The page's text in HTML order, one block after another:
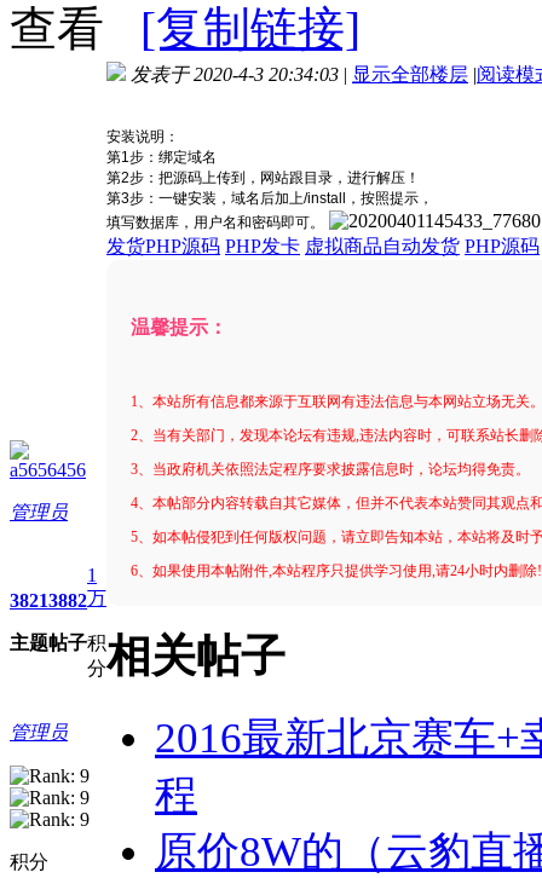
查看
[复制链接]
a5656456
管理员
3821
主题
3882
帖子
1
万
积
分
管理员
积分
发表于 2020-4-3 20:34:03 | 显示全部楼层 |阅读模
安装说明：
第1步：绑定域名
第2步：把源码上传到，网站跟目录，进行解压！
第3步：一键安装，域名后加上/install，按照提示，
填写数据库，用户名和密码即可。
发货PHP源码 PHP发卡 虚拟商品自动发货 PHP源码
温馨提示：
1、本站所有信息都来源于互联网有违法信息与本网站立场无关
2、当有关部门，发现本论坛有违规,违法内容时，可联系站长删
3、当政府机关依照法定程序要求披露信息时，论坛均得免责。
4、本帖部分内容转载自其它媒体，但并不代表本站赞同其观点
5、如本帖侵犯到任何版权问题，请立即告知本站，本站将及时
6、如果使用本帖附件,本站程序只提供学习使用,请24小时内删
相关帖子
2016最新北京赛车+
程
原价8W的（云豹直